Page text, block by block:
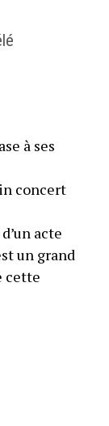
à ses
concert
acte
un grand
cette